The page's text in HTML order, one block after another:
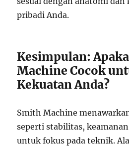
pribadi Anda.
Kesimpulan:
Machine Cocok
Kekuatan Anda?
Smith Machine
seperti stabilitas,
untuk fokus pada teknik.